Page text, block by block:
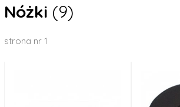
Nóżki (9)
strona nr 1